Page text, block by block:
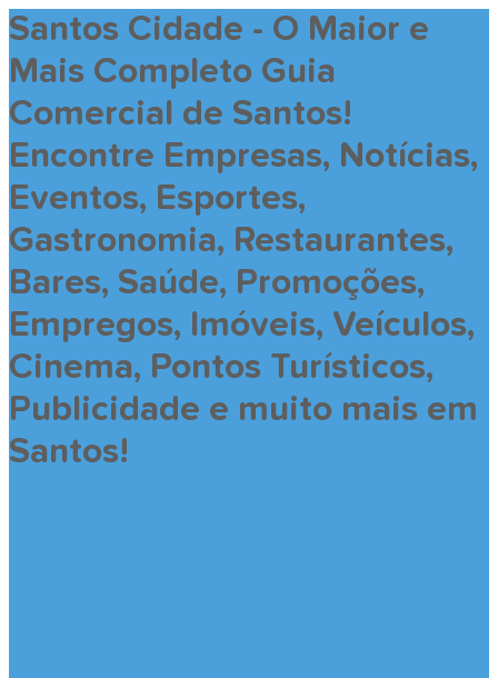
Santos Cidade - O Maior e
Mais Completo Guia
Comercial de Santos!
Encontre Empresas, Notícias,
Eventos, Esportes,
Gastronomia, Restaurantes,
Bares, Saúde, Promoções,
Empregos, Imóveis, Veículos,
Cinema, Pontos Turísticos,
Publicidade e muito mais em
Santos!